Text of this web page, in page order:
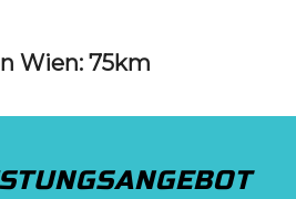
Wien: 75km